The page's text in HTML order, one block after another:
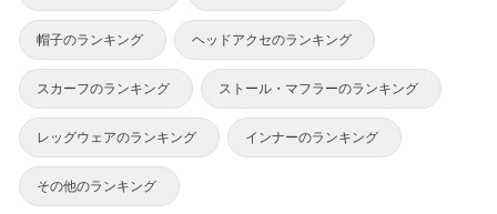
帽子のランキング ヘッドアクセのランキング
スカーフのランキング ストール・マフラーのランキング
レッグウェアのランキング インナーのランキング
その他のランキング